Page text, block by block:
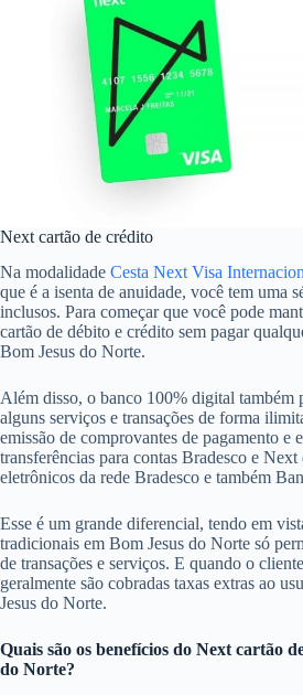
Next cartão de crédito
Na modalidade Cesta Next Visa
que é a isenta de anuidade, você tem uma
inclusos. Para começar que você pode
cartão de débito e crédito sem pagar
Bom Jesus do Norte.
Além disso, o banco 100% digital também
alguns serviços e transações de forma
emissão de comprovantes de pagamento e
transferências para contas Bradesco e Next
eletrônicos da rede Bradesco e também
Esse é um grande diferencial, tendo em
tradicionais em Bom Jesus do Norte só
de transações e serviços. E quando o
geralmente são cobradas taxas extras ao
Jesus do Norte.
Quais são os benefícios do Next cartão
do Norte?